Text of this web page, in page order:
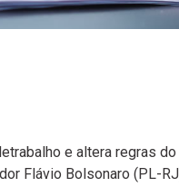
e altera regras
Flávio Bolsonaro (PL-